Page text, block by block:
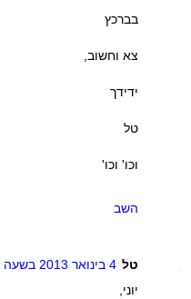
בברכץ
צא וחשוב,
ידידך
טל
וכו' וכו'
השב
טל 4 בינואר 2013 בשעה 16:04
יוני,